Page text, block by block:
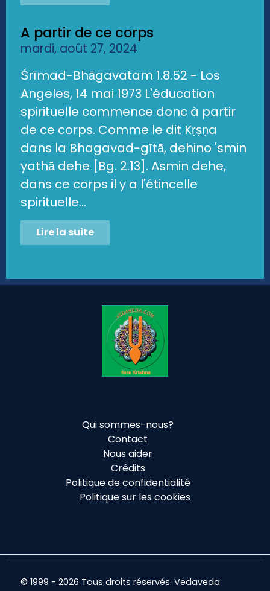
A partir de ce corps
mardi, août 27, 2024
Śrīmad-Bhāgavatam 1.8.52 - Los
Angeles, 14 mai 1973 L'éducation
spirituelle commence donc à partir
de ce corps. Comme le dit Kṛṣṇa
dans la Bhagavad-gītā, dehino 'smin
yathā dehe [Bg. 2.13]. Asmin dehe,
dans ce corps il y a l'étincelle
spirituelle...
Lire la suite
Qui sommes-nous?
Contact
Nous aider
Crédits
Politique de confidentialité
Politique sur les cookies
© 1999 - 2026 Tous droits réservés. Vedaveda